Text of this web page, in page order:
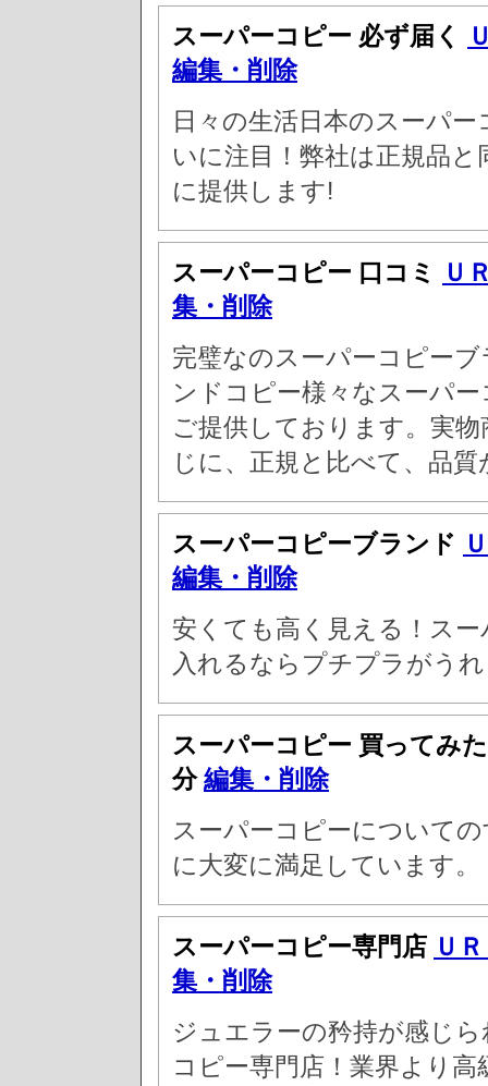
スーパーコピー 必ず届く
編集・削除
日々の生活日本のスーパ
いに注目！弊社は正規品
に提供します!
スーパーコピー 口コミ
Ｕ
集・削除
完璧なのスーパーコピー
ンドコピー様々なスーパ
ご提供しております。実
じに、正規と比べて、品
スーパーコピーブランド
編集・削除
安くても高く見える！ス
入れるならプチプラがう
スーパーコピー 買ってみ
分編集・削除
スーパーコピーについて
に大変に満足しています。
スーパーコピー専門店 Ｕ
集・削除
ジュエラーの矜持が感じ
コピー専門店！業界より